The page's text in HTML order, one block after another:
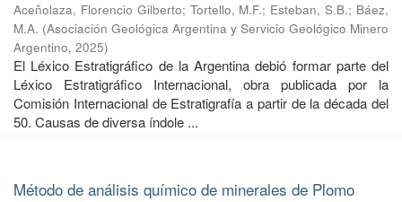
Aceñolaza, Florencio Gilberto; Tortello, M.F.; Esteban, S.B.; Báez,
M.A. (Asociación Geológica Argentina y Servicio Geológico Minero
Argentino, 2025)
El Léxico Estratigráfico de la Argentina debió formar parte del
Léxico Estratigráfico Internacional, obra publicada por la
Comisión Internacional de Estratigrafía a partir de la década del
50. Causas de diversa índole ...
Método de análisis químico de minerales de Plomo